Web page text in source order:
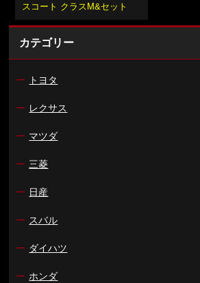
スコート クラスM&セット
カテゴリー
ー トヨタ
ー レクサス
ー マツダ
ー 三菱
ー 日産
ー スバル
ー ダイハツ
ー ホンダ